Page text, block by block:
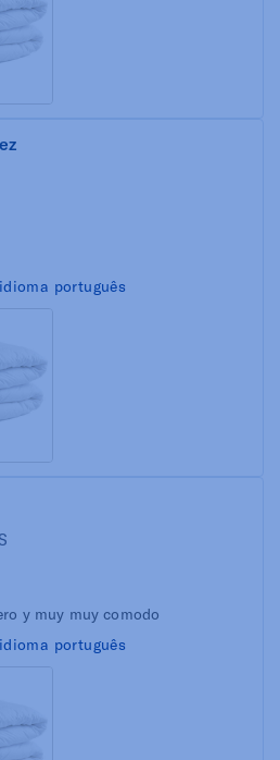
português
y muy muy comodo
português